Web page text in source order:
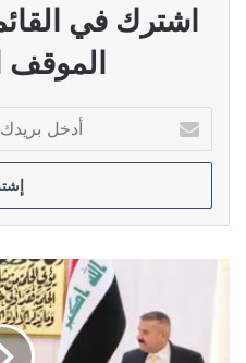
اشترك في
الموقف
بريدك
الإلكتروني